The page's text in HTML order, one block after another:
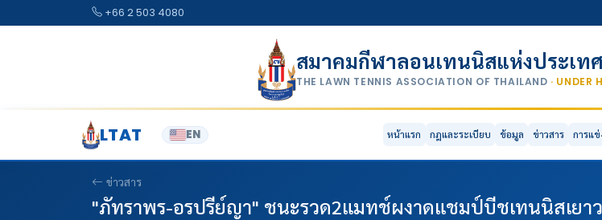
+66 2 503 4080
สมาคมกีฬาลอนเทนนิสแห่งประเท
THE LAWN TENNIS ASSOCIATION OF THAILAND · UNDER
LTAT EN หน้าแรก กฎและระเบียบ ข้อมูล ข่าวสาร การแ
ข่าวสาร
"ภัทราพร-อรปรีย์ญา" ชนะรวด2แมทช์ผงาดแชมป์บีชเทนนิสเย